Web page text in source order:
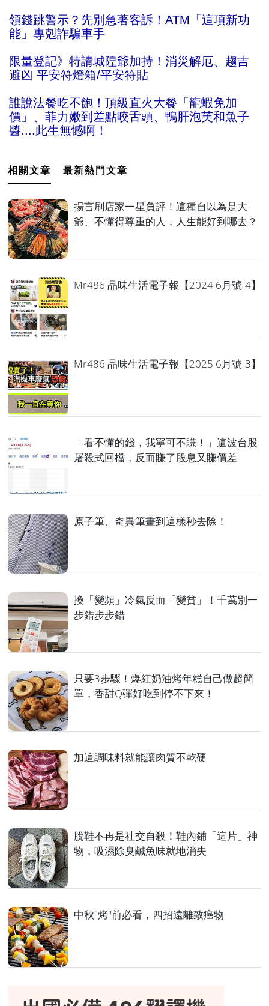
領錢跳警示？先別急著客訴！ATM「這項新功
能」專剋詐騙車手
限量登記》特請城隍爺加持！消災解厄、趨吉
避凶 平安符燈箱/平安符貼
誰說法餐吃不飽！頂級直火大餐「龍蝦免加
價」、菲力嫩到差點咬舌頭、鴨肝泡芙和魚子
醬....此生無憾啊！
相關文章 最新熱門文章
揚言刷店家一星負評！這種自以為是大
爺、不懂得尊重的人，人生能好到哪去？
Mr486 品味生活電子報【2024 6月號-4】
Mr486 品味生活電子報【2025 6月號-3】
「看不懂的錢，我寧可不賺！」這波台股
屠殺式回檔，反而賺了股息又賺價差
原子筆、奇異筆畫到這樣秒去除！
換「變頻」冷氣反而「變貧」！千萬別一
步錯步步錯
只要3步驟！爆紅奶油烤年糕自己做超簡
單，香甜Q彈好吃到停不下來！
加這調味料就能讓肉質不乾硬
脫鞋不再是社交自殺！鞋內鋪「這片」神
物，吸濕除臭鹹魚味就地消失
中秋"烤"前必看，四招遠離致癌物